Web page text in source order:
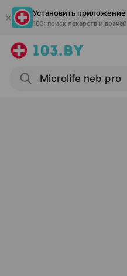
Установить приложение
103: поиск лекарств и врачей